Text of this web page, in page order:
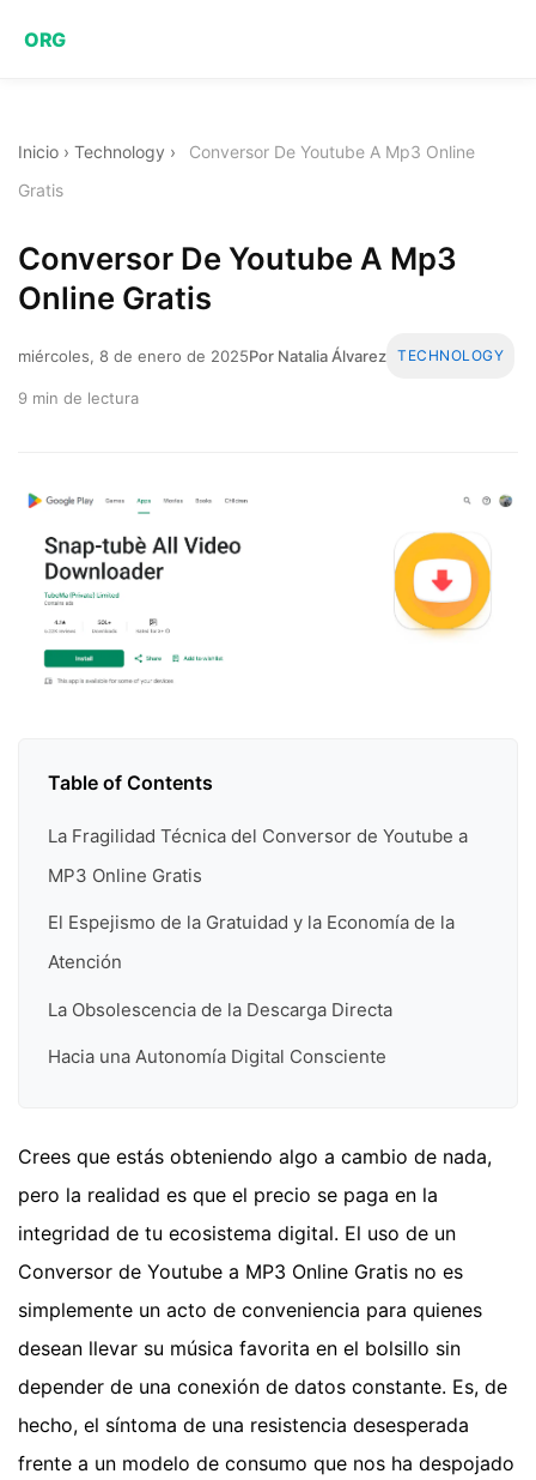
ORG
Inicio › Technology ›
Conversor De Youtube A Mp3 Online
Gratis
Conversor De Youtube A Mp3
Online Gratis
miércoles, 8 de enero de 2025Por Natalia Álvarez TECHNOLOGY
9 min de lectura
Table of Contents
La Fragilidad Técnica del Conversor de Youtube a
MP3 Online Gratis
El Espejismo de la Gratuidad y la Economía de la
Atención
La Obsolescencia de la Descarga Directa
Hacia una Autonomía Digital Consciente
Crees que estás obteniendo algo a cambio de nada,
pero la realidad es que el precio se paga en la
integridad de tu ecosistema digital. El uso de un
Conversor de Youtube a MP3 Online Gratis no es
simplemente un acto de conveniencia para quienes
desean llevar su música favorita en el bolsillo sin
depender de una conexión de datos constante. Es, de
hecho, el síntoma de una resistencia desesperada
frente a un modelo de consumo que nos ha despojado